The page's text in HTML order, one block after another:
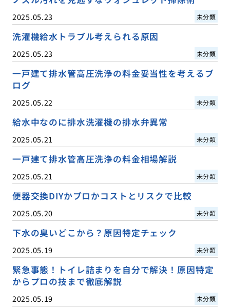
2025.05.23 未分類
洗濯機給水トラブル考えられる原因
2025.05.23 未分類
一戸建て排水管高圧洗浄の料金妥当性を考えるブ
ログ
2025.05.22 未分類
給水中なのに排水洗濯機の排水弁異常
2025.05.21 未分類
一戸建て排水管高圧洗浄の料金相場解説
2025.05.21 未分類
便器交換DIYかプロかコストとリスクで比較
2025.05.20 未分類
下水の臭いどこから？原因特定チェック
2025.05.19 未分類
緊急事態！トイレ詰まりを自分で解決！原因特定
からプロの技まで徹底解説
2025.05.19 未分類